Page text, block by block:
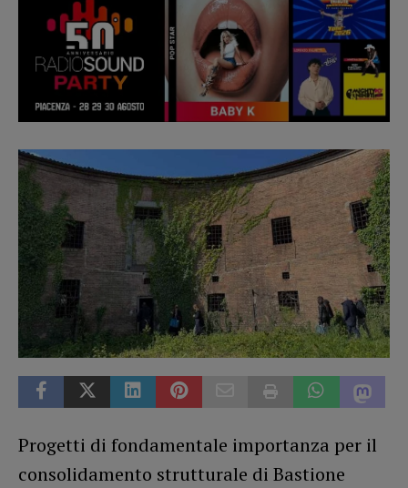
Progetti di fondamentale importanza per il
consolidamento strutturale di Bastione